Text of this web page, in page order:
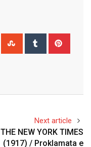
WhatsappStumbleUpon
Tumblr
Next article
THE NEW YORK TIMES
(1917) / Proklamata e